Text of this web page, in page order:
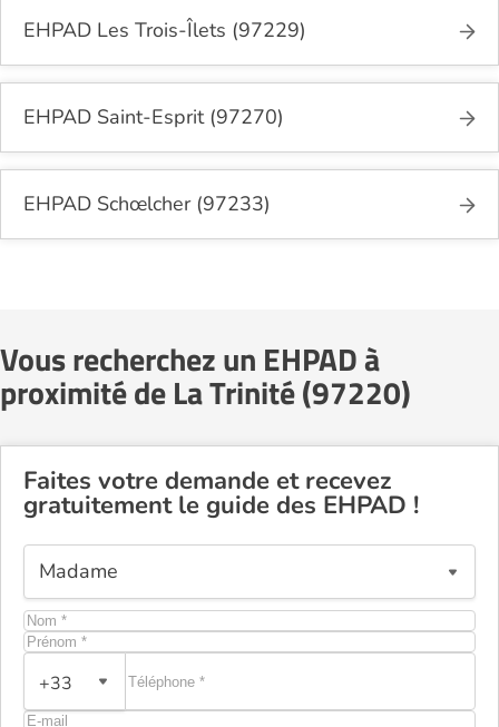
EHPAD Les Trois-Îlets (97229)
EHPAD Saint-Esprit (97270)
EHPAD Schœlcher (97233)
Vous recherchez un EHPAD à
proximité de La Trinité (97220)
Faites votre demande et recevez
gratuitement le guide des EHPAD !
+33